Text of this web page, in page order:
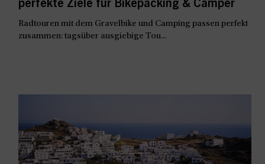
perfekte Ziele für Bikepacking & Camper
Radtouren mit dem Gravelbike und Camping passen perfekt
zusammen: tagsüber ausgiebige Tou...